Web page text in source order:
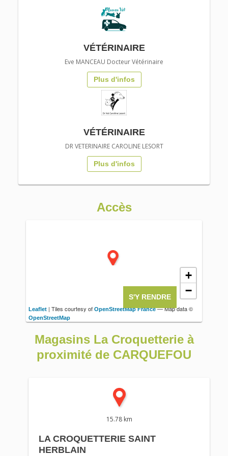
VÉTÉRINAIRE
Eve MANCEAU Docteur Vétérinaire
Plus d'infos
VÉTÉRINAIRE
DR VETERINAIRE CAROLINE LESORT
Plus d'infos
Accès
+
−
Leaflet | Tiles courtesy of OpenStreetMap France— Map data ©
OpenStreetMap
S'Y RENDRE
Magasins La Croquetterie à
proximité de CARQUEFOU
15.78 km
LA CROQUETTERIE SAINT
HERBLAIN